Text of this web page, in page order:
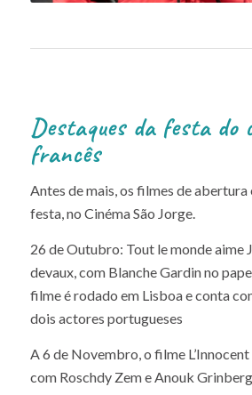
Destaques da festa do
francês
Antes de mais, os filmes de
festa, no Cinéma São Jorge.
26 de Outubro: Tout le monde aime
devaux, com Blanche Gardin no
filme é rodado em Lisboa e conta
dois actores portugueses
A 6 de Novembro, o filme
com Roschdy Zem e Anouk